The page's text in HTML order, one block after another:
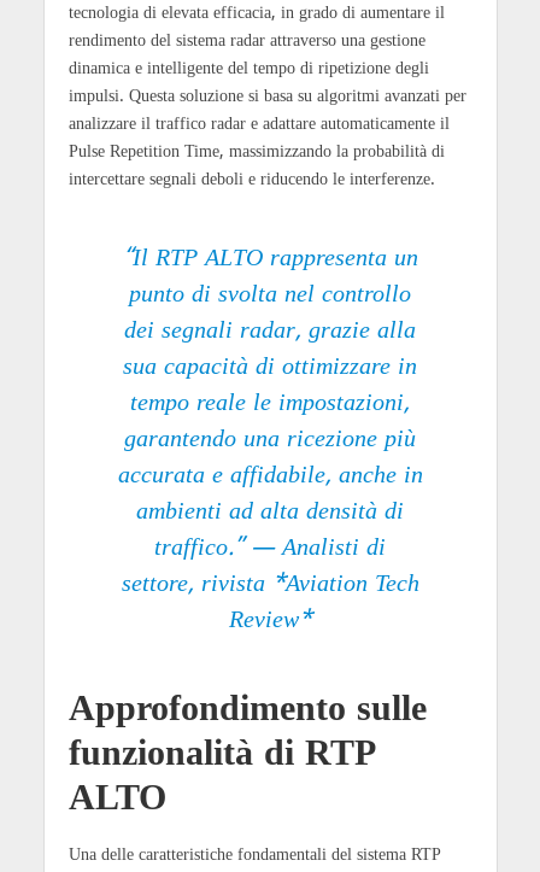
tecnologia di elevata efficacia, in grado di aumentare il
rendimento del sistema radar attraverso una gestione
dinamica e intelligente del tempo di ripetizione degli
impulsi. Questa soluzione si basa su algoritmi avanzati per
analizzare il traffico radar e adattare automaticamente il
Pulse Repetition Time, massimizzando la probabilità di
intercettare segnali deboli e riducendo le interferenze.
“Il RTP ALTO rappresenta un
punto di svolta nel controllo
dei segnali radar, grazie alla
sua capacità di ottimizzare in
tempo reale le impostazioni,
garantendo una ricezione più
accurata e affidabile, anche in
ambienti ad alta densità di
traffico.” —Analisti di
settore, rivista *Aviation Tech
Review*
Approfondimento sulle
funzionalità di RTP
ALTO
Una delle caratteristiche fondamentali del sistema RTP